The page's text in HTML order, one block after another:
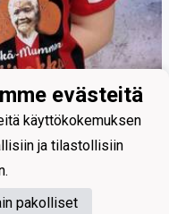
evästeitä
käyttökokemuksen
ja tilastollisiin
pakolliset